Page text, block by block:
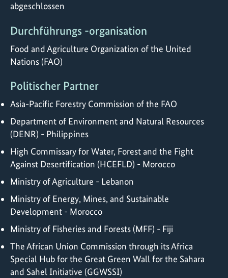
abgeschlossen
Durchführungs -organisation
Food and Agriculture Organization of the United
Nations (FAO)
Politischer Partner
Asia-Pacific Forestry Commission of the FAO
Department of Environment and Natural Resources
(DENR) - Philippines
High Commissary for Water, Forest and the Fight
Against Desertification (HCEFLD) - Morocco
Ministry of Agriculture - Lebanon
Ministry of Energy, Mines, and Sustainable
Development - Morocco
Ministry of Fisheries and Forests (MFF) - Fiji
The African Union Commission through its Africa
Special Hub for the Great Green Wall for the Sahara
and Sahel Initiative (GGWSSI)